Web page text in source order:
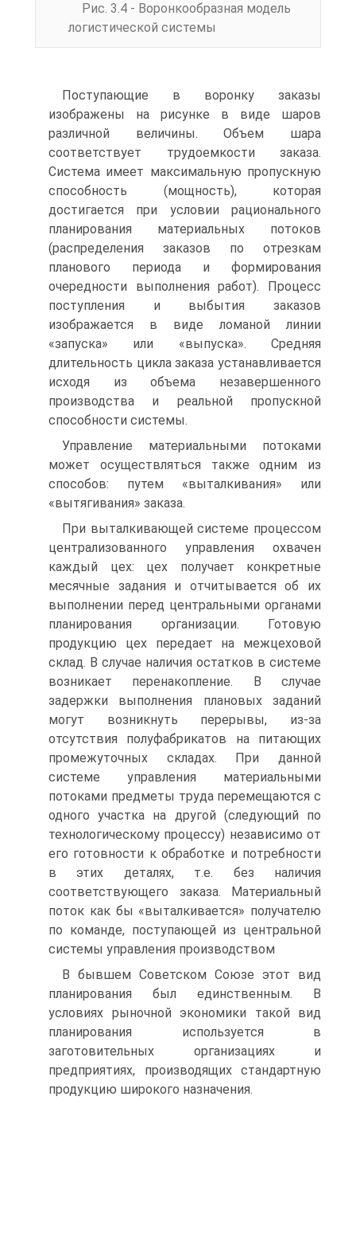
Рис. 3.4 - Воронкообразная модель
логистической системы
Поступающие в воронку заказы
изображены на рисунке в виде шаров
различной величины. Объем шара
соответствует трудоемкости заказа.
Система имеет максимальную пропускную
способность (мощность), которая
достигается при условии рационального
планирования материальных потоков
(распределения заказов по отрезкам
планового периода и формирования
очередности выполнения работ). Процесс
поступления и выбытия заказов
изображается в виде ломаной линии
«запуска» или «выпуска». Средняя
длительность цикла заказа устанавливается
исходя из объема незавершенного
производства и реальной пропускной
способности системы.
Управление материальными потоками
может осуществляться также одним из
способов: путем «выталкивания» или
«вытягивания» заказа.
При выталкивающей системе процессом
централизованного управления охвачен
каждый цех: цех получает конкретные
месячные задания и отчитывается об их
выполнении перед центральными органами
планирования организации. Готовую
продукцию цех передает на межцеховой
склад. В случае наличия остатков в системе
возникает перенакопление. В случае
задержки выполнения плановых заданий
могут возникнуть перерывы, из-за
отсутствия полуфабрикатов на питающих
промежуточных складах. При данной
системе управления материальными
потоками предметы труда перемещаются с
одного участка на другой (следующий по
технологическому процессу) независимо от
его готовности к обработке и потребности
в этих деталях, т.е. без наличия
соответствующего заказа. Материальный
поток как бы «выталкивается» получателю
по команде, поступающей из центральной
системы управления производством
В бывшем Советском Союзе этот вид
планирования был единственным. В
условиях рыночной экономики такой вид
планирования используется в
заготовительных организациях и
предприятиях, производящих стандартную
продукцию широкого назначения.